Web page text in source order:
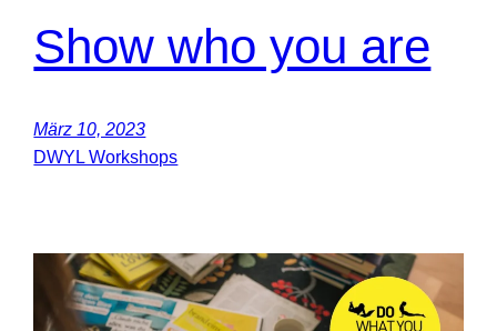
Show who you are
März 10, 2023
DWYL Workshops